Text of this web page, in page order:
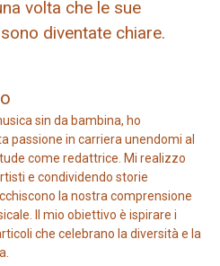
volta che le sue
diventate chiare.
sin da bambina, ho
passione in carriera unendomi al
come redattrice. Mi realizzo
e condividendo storie
la nostra comprensione
Il mio obiettivo è ispirare i
che celebrano la diversità e la